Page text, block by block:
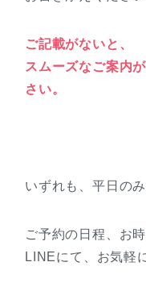
ご記載がないと、
スムーズなご案内
さい。
いずれも、平日の
ご予約の日程、お時
LINEにて、お気軽